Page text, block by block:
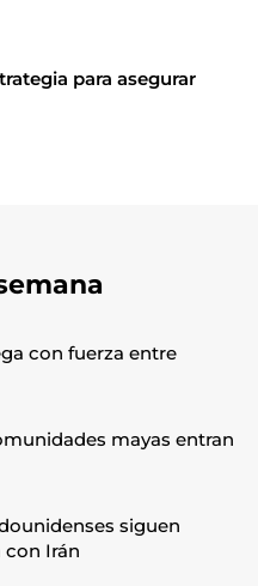
para asegurar
con fuerza entre
mayas entran
siguen
Irán